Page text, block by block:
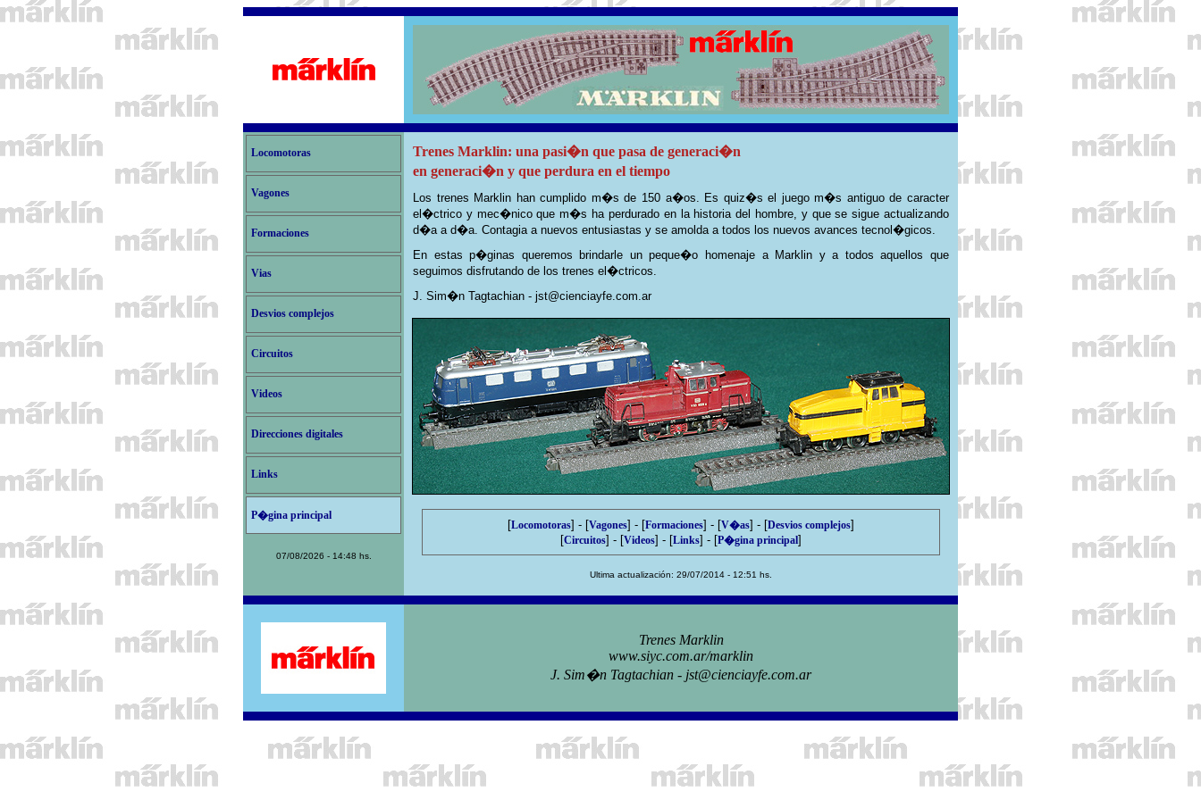
Locomotoras
Vagones
Formaciones
Vias
Desvios complejos
Circuitos
Videos
Direcciones digitales
Links
P�gina principal
07/08/2026 - 14:48 hs.
Trenes Marklin: una pasi�n que pasa de generaci�n
en generaci�n y que perdura en el tiempo
Los trenes Marklin han cumplido m�s de 150 a�os. Es quiz�s el juego m�s antiguo de caracter
el�ctrico y mec�nico que m�s ha perdurado en la historia del hombre, y que se sigue actualizando
d�a a d�a. Contagia a nuevos entusiastas y se amolda a todos los nuevos avances tecnol�gicos.
En estas p�ginas queremos brindarle un peque�o homenaje a Marklin y a todos aquellos que
seguimos disfrutando de los trenes el�ctricos.
J. Sim�n Tagtachian - jst@cienciayfe.com.ar
[Locomotoras] - [Vagones] - [Formaciones] - [V�as] - [Desvios complejos]
[Circuitos] - [Videos] - [Links] - [P�gina principal]
Ultima actualización: 29/07/2014 - 12:51 hs.
Trenes Marklin
www.siyc.com.ar/marklin
J. Sim�n Tagtachian - jst@cienciayfe.com.ar